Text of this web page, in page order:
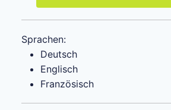
Sprachen:
Deutsch
Englisch
Französisch